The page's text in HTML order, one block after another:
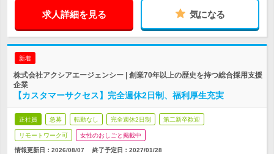
求人詳細を見る 気になる
新着
株式会社アクシアエージェンシー | 創業70年以上の歴史を持つ総合採用支援
企業
【カスタマーサクセス】完全週休2日制、福利厚生充実
正社員 急募 転勤なし 完全週休2日制 第二新卒歓迎
リモートワーク可 女性のおしごと掲載中
情報更新日：2026/08/07 終了予定日： 2027/01/28